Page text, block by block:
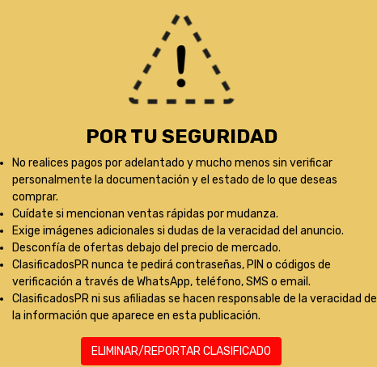
POR TU SEGURIDAD
No realices pagos por adelantado y mucho menos sin verificar
personalmente la documentación y el estado de lo que deseas
comprar.
Cuídate si mencionan ventas rápidas por mudanza.
Exige imágenes adicionales si dudas de la veracidad del anuncio.
Desconfía de ofertas debajo del precio de mercado.
ClasificadosPR nunca te pedirá contraseñas, PIN o códigos de
verificación a través de WhatsApp, teléfono, SMS o email.
ClasificadosPR ni sus afiliadas se hacen responsable de la veracidad de
la información que aparece en esta publicación.
ELIMINAR/REPORTAR CLASIFICADO